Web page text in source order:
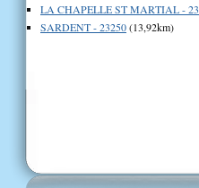
LA CHAPELLE ST MARTIAL -
SARDENT - 23250(13,92km)